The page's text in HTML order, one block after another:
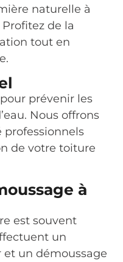
naturelle à
de la
tout en
prévenir les
Nous offrons
professionnels
de votre toiture
à
est souvent
un
un démoussage